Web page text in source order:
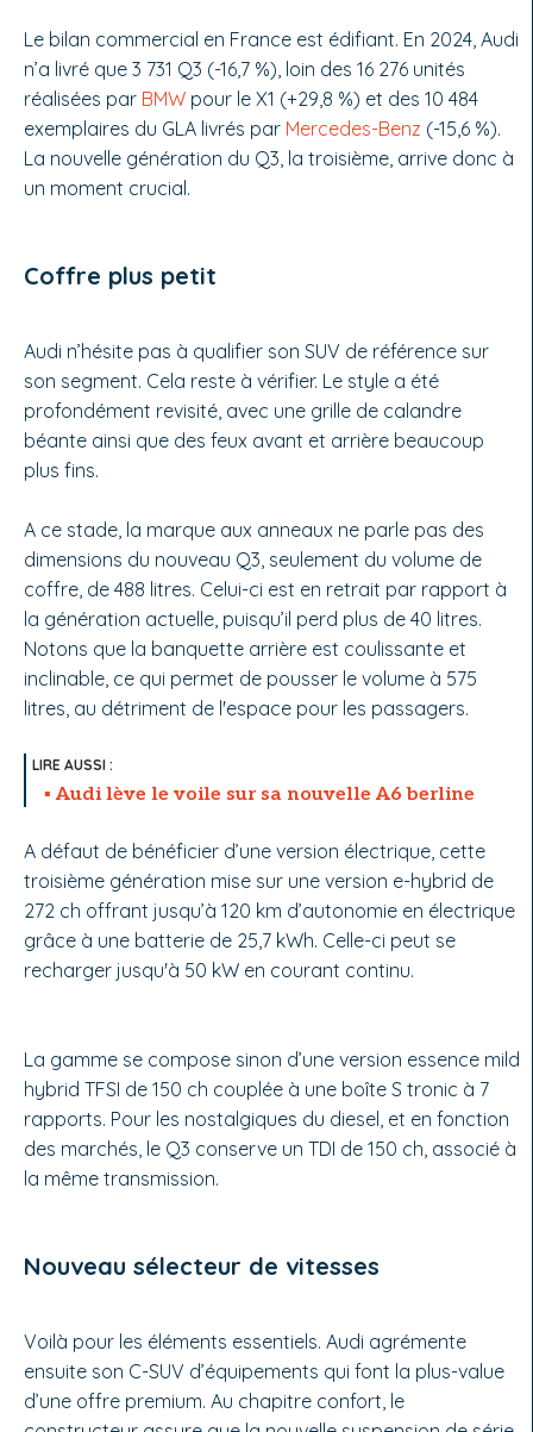
Le bilan commercial en France est édifiant. En 2024, Audi
n’a livré que 3 731 Q3 (-16,7 %), loin des 16 276 unités
réalisées par BMW pour le X1 (+29,8 %) et des 10 484
exemplaires du GLA livrés par Mercedes-Benz (-15,6 %).
La nouvelle génération du Q3, la troisième, arrive donc à
un moment crucial.
Coffre plus petit
Audi n’hésite pas à qualifier son SUV de référence sur
son segment. Cela reste à vérifier. Le style a été
profondément revisité, avec une grille de calandre
béante ainsi que des feux avant et arrière beaucoup
plus fins.
A ce stade, la marque aux anneaux ne parle pas des
dimensions du nouveau Q3, seulement du volume de
coffre, de 488 litres. Celui-ci est en retrait par rapport à
la génération actuelle, puisqu’il perd plus de 40 litres.
Notons que la banquette arrière est coulissante et
inclinable, ce qui permet de pousser le volume à 575
litres, au détriment de l'espace pour les passagers.
Audi lève le voile sur sa nouvelle A6 berline
A défaut de bénéficier d’une version électrique, cette
troisième génération mise sur une version e-hybrid de
272 ch offrant jusqu’à 120 km d’autonomie en électrique
grâce à une batterie de 25,7 kWh. Celle-ci peut se
recharger jusqu'à 50 kW en courant continu.
La gamme se compose sinon d’une version essence mild
hybrid TFSI de 150 ch couplée à une boîte S tronic à 7
rapports. Pour les nostalgiques du diesel, et en fonction
des marchés, le Q3 conserve un TDI de 150 ch, associé à
la même transmission.
Nouveau sélecteur de vitesses
Voilà pour les éléments essentiels. Audi agrémente
ensuite son C-SUV d’équipements qui font la plus-value
d’une offre premium. Au chapitre confort, le